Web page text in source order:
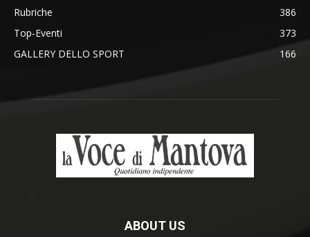
Rubriche
386
Top-Eventi
373
GALLERY DELLO SPORT
166
ABOUT US